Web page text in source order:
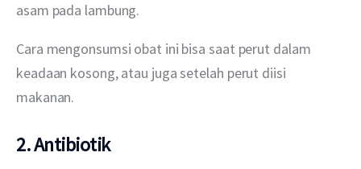
asam pada lambung.
Cara mengonsumsi obat ini bisa saat perut dalam
keadaan kosong, atau juga setelah perut diisi
makanan.
2. Antibiotik